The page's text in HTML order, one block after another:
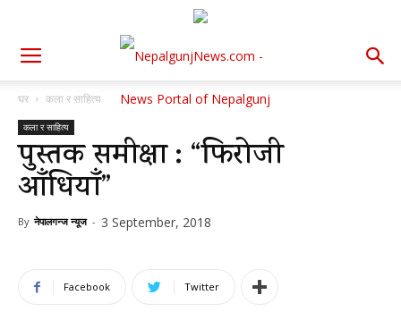
घर कला र साहित्य
कला र साहित्य
पुस्तक समीक्षा : “फिरोजी
आँधियाँ”
By नेपालगन्ज न्यूज - 3 September, 2018
Facebook Twitter